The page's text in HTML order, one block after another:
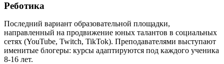
Реботика
Последний вариант образовательной площадки,
направленный на продвижение юных талантов в социальных
сетях (YouTube, Twitch, TikTok). Преподавателями выступают
именитые блогеры: курсы адаптируются под каждого ученика
8-16 лет.